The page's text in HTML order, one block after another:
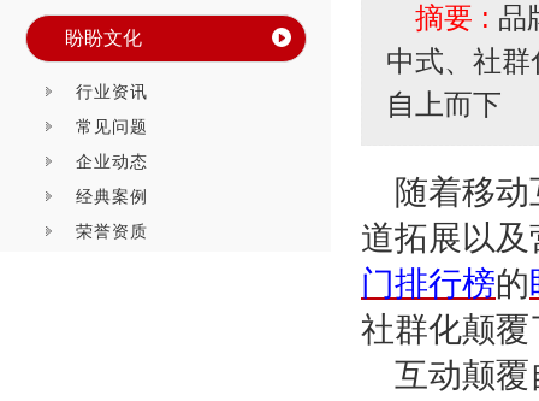
盼盼文化
行业资讯
常见问题
企业动态
经典案例
荣誉资质
摘要 : 品
中式、社
自上而下
随着移
道拓展以
门排行榜的
社群化颠
互动颠覆